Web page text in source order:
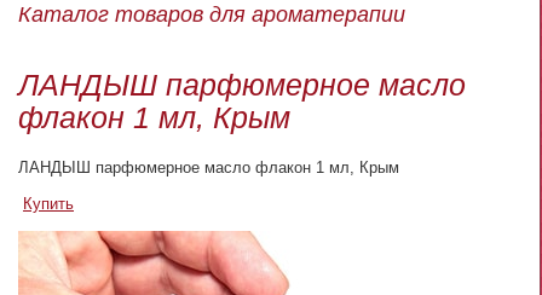
Каталог товаров для ароматерапии
ЛАНДЫШ парфюмерное масло
флакон 1 мл, Крым
ЛАНДЫШ парфюмерное масло флакон 1 мл, Крым
Купить